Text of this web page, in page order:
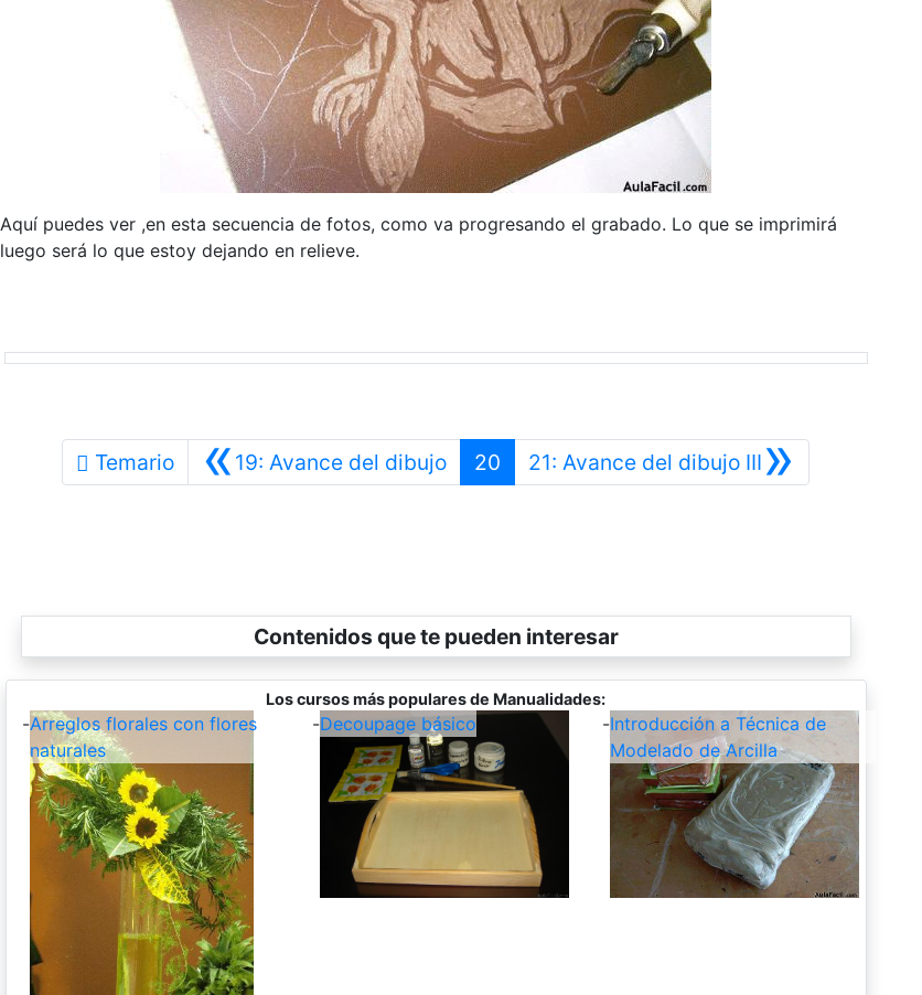
Aquí puedes ver ,en esta secuencia de fotos, como va progresando el grabado. Lo que se imprimirá
luego será lo que estoy dejando en relieve.
Temario «19: Avance del dibujoAnterior
20 »
21: Avance del dibujo III Siguiente
Contenidos que te pueden interesar
Los cursos más populares de Manualidades:
-Arreglos florales con flores
naturales
-Decoupage básico -Introducción a Técnica de
Modelado de Arcilla